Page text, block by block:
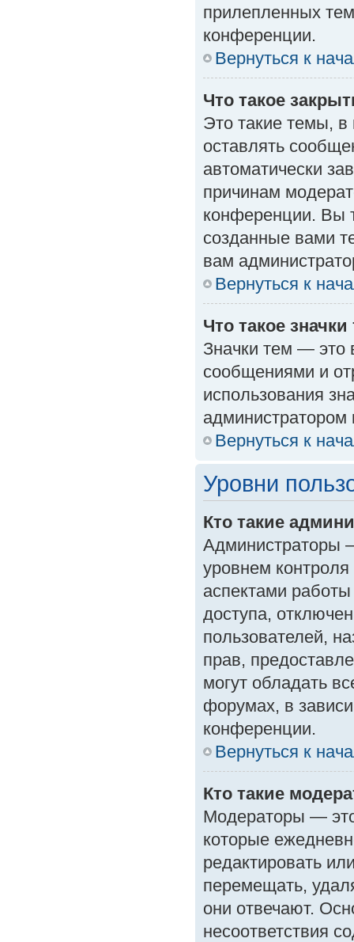
прилепленных
конференции.
Вернуться к
Что такое
Это такие темы, в
оставлять
автоматически
причинам
конференции. Вы
созданные вами
вам
Вернуться к
Что такое значки
Значки тем — это
сообщениями и
использования
Вернуться к
Уровни
Кто такие
Администраторы
уровнем
аспектами
доступа,
пользователей,
прав,
могут обладать
форумах, в
конференции.
Вернуться к
Кто такие
Модераторы —
которые
редактировать
перемещать,
они отвечают.
несоответствия